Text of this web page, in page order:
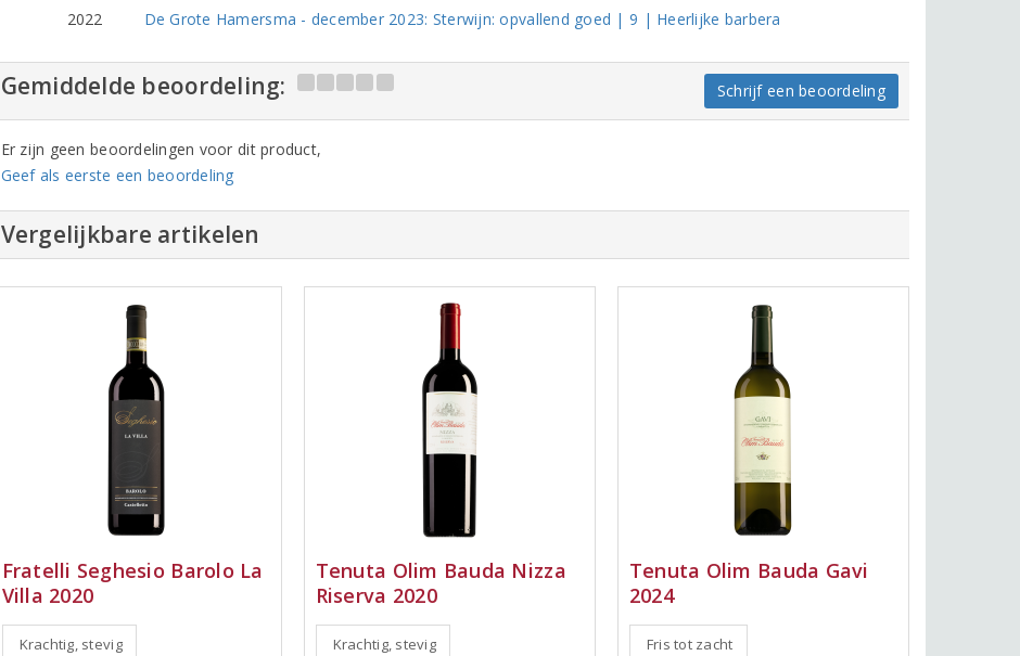
2022
De Grote Hamersma - december 2023: Sterwijn: opvallend goed | 9 | Heerlijke barbera
Gemiddelde beoordeling: Schrijf een beoordeling
Er zijn geen beoordelingen voor dit product,
Geef als eerste een beoordeling
Vergelijkbare artikelen
Fratelli Seghesio Barolo La
Villa 2020
Krachtig, stevig
Tenuta Olim Bauda Nizza
Riserva 2020
Krachtig, stevig
Tenuta Olim Bauda Gavi
2024
Fris tot zacht